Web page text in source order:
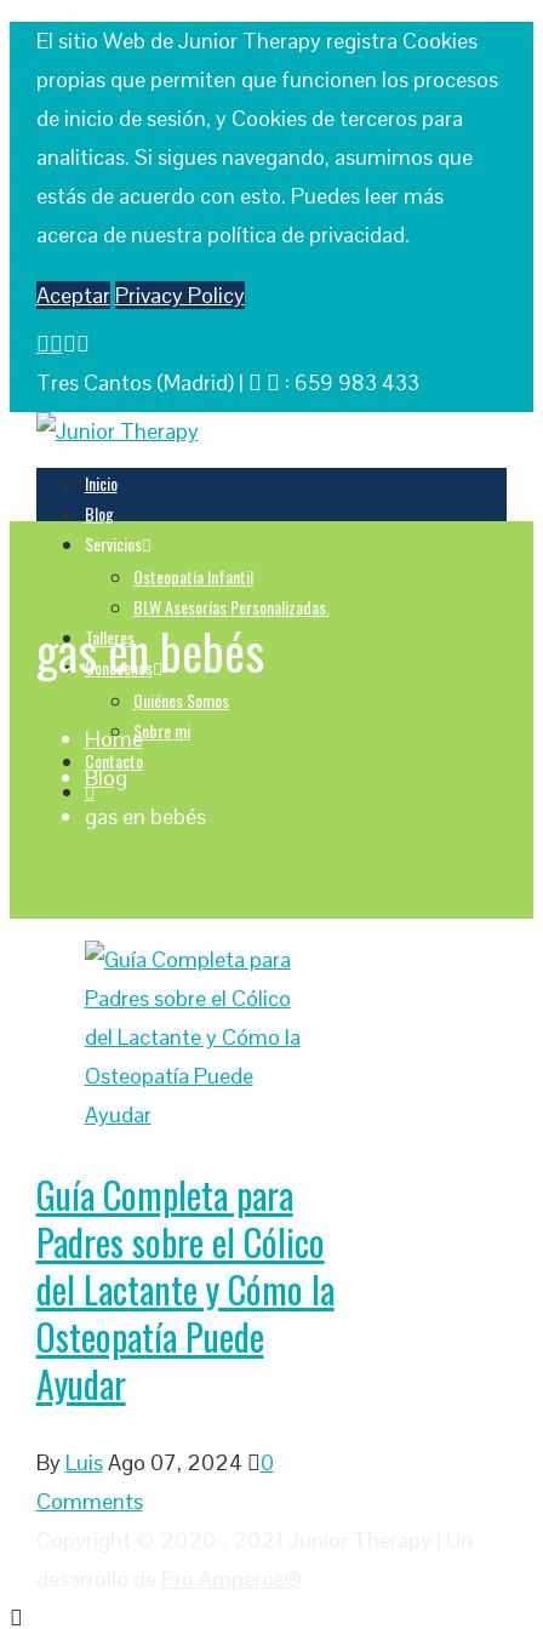
El sitio Web de Junior Therapy registra Cookies
propias que permiten que funcionen los procesos
de inicio de sesión, y Cookies de terceros para
analiticas. Si sigues navegando, asumimos que
estás de acuerdo con esto. Puedes leer más
acerca de nuestra política de privacidad.
Aceptar Privacy Policy
Tres Cantos (Madrid) | : 659 983 433
Inicio
Blog
Servicios
Osteopatía Infantil
BLW Asesorías Personalizadas.
Talleres
Conocenos
Quiénes Somos
Sobre mi
Contacto
gas en bebés
Home
Blog
gas en bebés
Guía Completa para
Padres sobre el Cólico
del Lactante y Cómo la
Osteopatía Puede
Ayudar
By LuisAgo 07, 2024
0
Comments